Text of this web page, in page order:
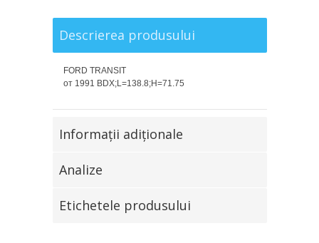
Descrierea produsului
FORD TRANSIT
от 1991 BDX;L=138.8;H=71.75
Informaţii adiţionale
Analize
Etichetele produsului